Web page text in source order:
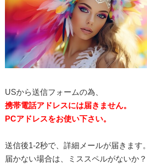
USから送信フォームの為、
携帯電話アドレスには届きません。
PCアドレスをお使い下さい。
送信後1-2秒で、詳細メールが届きます。
届かない場合は、ミススペルがないか？